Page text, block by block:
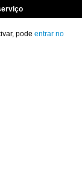
pode entrar no